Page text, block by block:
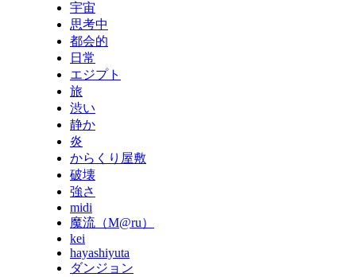
宇宙
思考中
都会的
日常
エジプト
旅
渋い
静か
炎
からくり屋敷
破壊
強さ
midi
魔流（M@ru）
kei
hayashiyuta
ダンジョン